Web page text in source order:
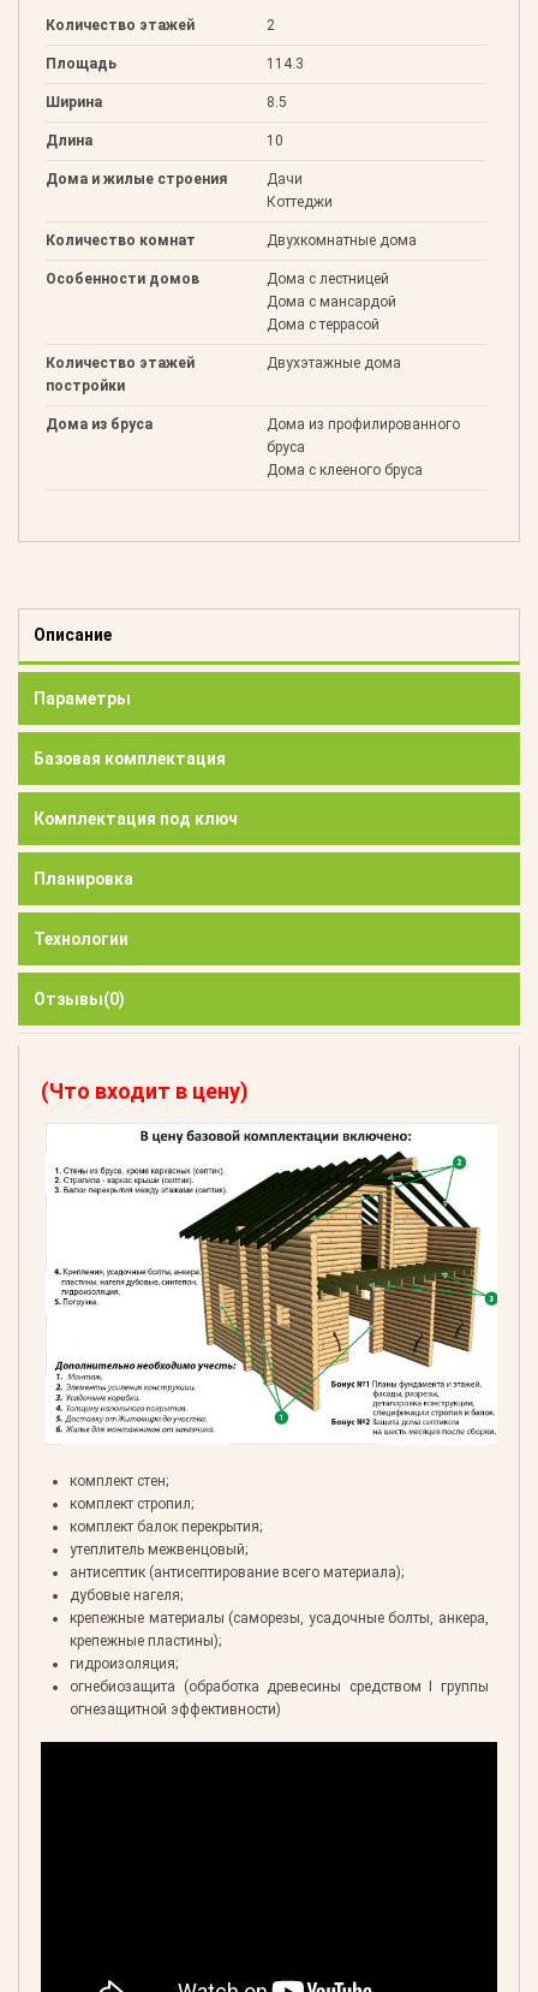
Количество этажей 2
Площадь 114.3
Ширина 8.5
Длина 10
Дома и жилые строения
Дачи
Коттеджи
Количество комнат Двухкомнатные дома
Особенности домов
Дома с лестницей
Дома с мансардой
Дома с террасой
Количество этажей
постройки
Двухэтажные дома
Дома из бруса
Дома из профилированного
бруса
Дома с клееного бруса
Описание
Параметры
Базовая комплектация
Комплектация под ключ
Планировка
Технологии
Отзывы(0)
(Что входит в цену)
комплект стен;
комплект стропил;
комплект балок перекрытия;
утеплитель межвенцовый;
антисептик (антисептирование всего материала);
дубовые нагеля;
крепежные материалы (саморезы, усадочные болты, анкера,
крепежные пластины);
гидроизоляция;
огнебиозащита (обработка древесины средством I группы
огнезащитной эффективности)